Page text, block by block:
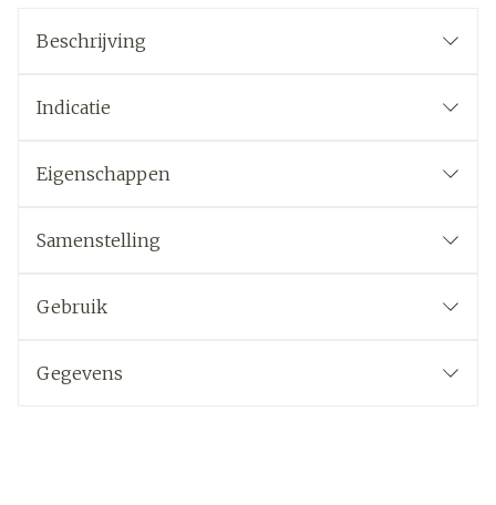
Beschrijving
Indicatie
Eigenschappen
Samenstelling
Gebruik
Gegevens